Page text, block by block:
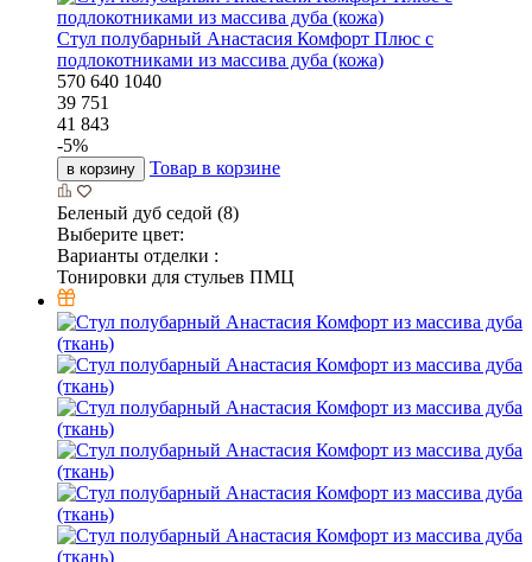
Стул полубарный Анастасия Комфорт Плюс с
подлокотниками из массива дуба (кожа)
570 640 1040
39 751
41 843
-5%
в корзину Товар в корзине
Беленый дуб седой (8)
Выберите цвет:
Варианты отделки :
Тонировки для стульев ПМЦ